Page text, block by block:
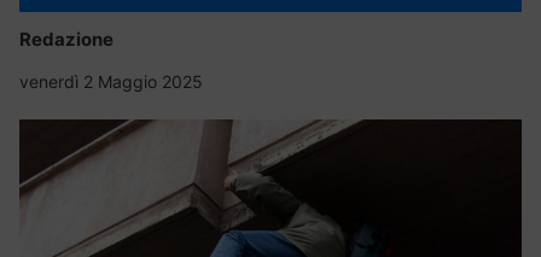
Redazione
venerdì 2 Maggio 2025